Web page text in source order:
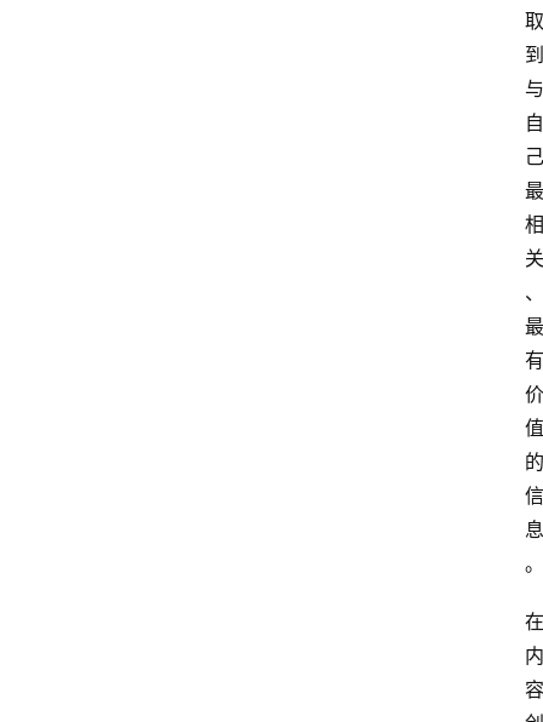
取
到
与
自
己
最
相
关
、
最
有
价
值
的
信
息
。
在
内
容